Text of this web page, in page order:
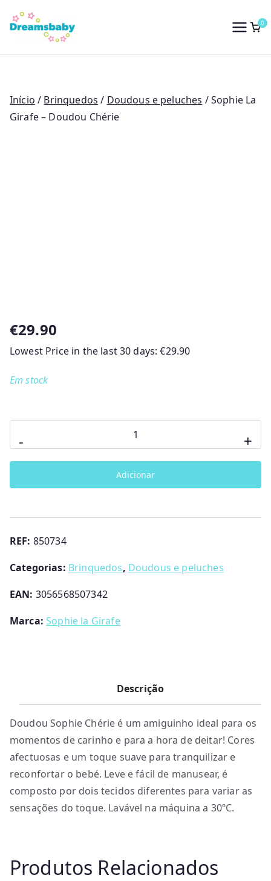
para
conteúdo
Dreams Baby
0
Início / Brinquedos / Doudous e peluches / Sophie La
Girafe – Doudou Chérie
€29.90
Lowest Price in the last 30 days:€29.90
Em stock
-
de
Sophie
Chérie
+
Adicionar
REF: 850734
Categorias: Brinquedos, Doudous e peluches
EAN: 3056568507342
Marca:Sophie la Girafe
Descrição
Doudou Sophie Chérie é um amiguinho ideal para os
momentos de carinho e para a hora de deitar! Cores
afectuosas e um toque suave para tranquilizar e
reconfortar o bebé. Leve e fácil de manusear, é
composto por dois tecidos diferentes para variar as
sensações do toque. Lavável na máquina a 30ºC.
Produtos Relacionados